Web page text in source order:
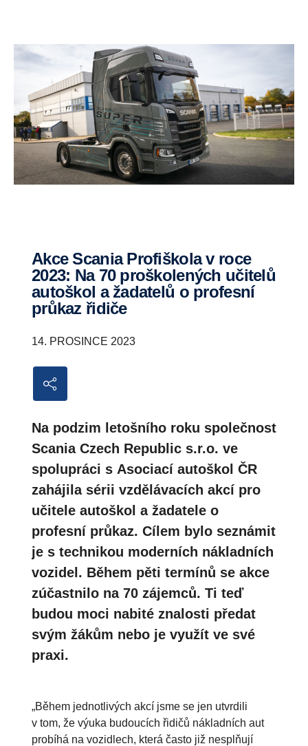
Akce Scania Profiškola v roce
2023: Na 70 proškolených učitelů
autoškol a žadatelů o profesní
průkaz řidiče
14. PROSINCE 2023
Na podzim letošního roku společnost
Scania Czech Republic s.r.o. ve
spolupráci s Asociací autoškol ČR
zahájila sérii vzdělávacích akcí pro
učitele autoškol a žadatele o
profesní průkaz. Cílem bylo seznámit
je s technikou moderních nákladních
vozidel. Během pěti termínů se akce
zúčastnilo na 70 zájemců. Ti teď
budou moci nabité znalosti předat
svým žákům nebo je využít ve své
praxi.
„Během jednotlivých akcí jsme se jen utvrdili
v tom, že výuka budoucích řidičů nákladních aut
probíhá na vozidlech, která často již nesplňují